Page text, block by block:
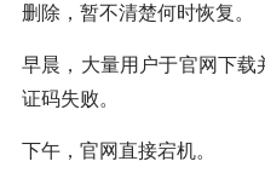
删除，暂不清楚何时恢复。
早晨，大量用户于官网下
证码失败。
下午，官网直接宕机。